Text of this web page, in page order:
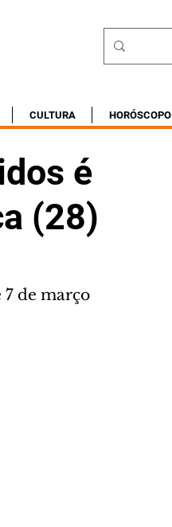
CULTURA HORÓSCOPO
é
(28)
de março